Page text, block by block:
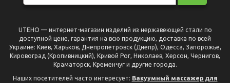
UTEHO — интернет-магазин изделий из нержавеющей стали по
доступной цене, гарантия на всю продукцию, доставка по всей
Украине: Киев, Харьков, Днепропетровск (Днепр), Одесса, Запорожье,
Кировоград (Кропивницкий), Кривой Рог, Николаев, Херсон, Чернигов,
Краматорск, Кременчуг и другие города.
Наших посетителей часто интересует: Вакуумный массажер для